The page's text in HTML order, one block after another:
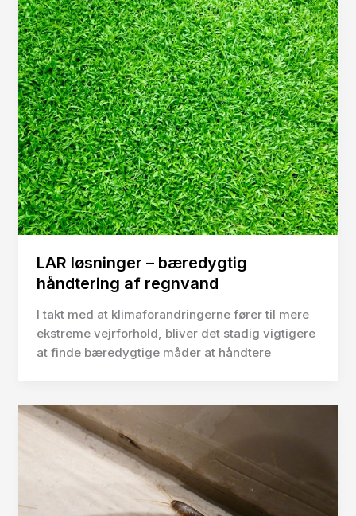
LAR løsninger – bæredygtig
håndtering af regnvand
I takt med at klimaforandringerne fører til mere
ekstreme vejrforhold, bliver det stadig vigtigere
at finde bæredygtige måder at håndtere